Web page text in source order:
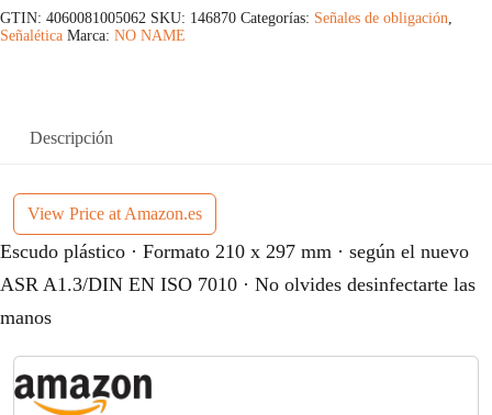
GTIN: 4060081005062 SKU: 146870 Categorías: Señales de obligación,
Señalética Marca: NO NAME
Descripción
View Price at Amazon.es
Escudo plástico · Formato 210 x 297 mm · según el nuevo
ASR A1.3/DIN EN ISO 7010 · No olvides desinfectarte las
manos